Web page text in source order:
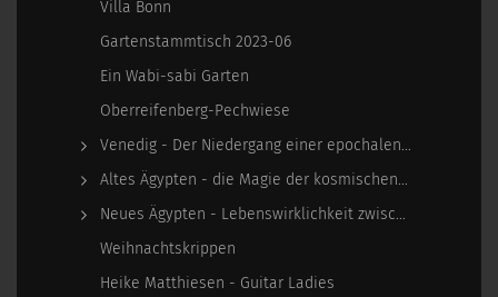
Villa Bonn
Gartenstammtisch 2023-06
Ein Wabi-sabi Garten
Oberreifenberg-Pechwiese
Venedig - Der Niedergang einer epochalen Macht
Altes Ägypten - die Magie der kosmischen…
Neues Ägypten - Lebenswirklichkeit zwischen…
Weihnachtskrippen
Heike Matthiesen - Guitar Ladies